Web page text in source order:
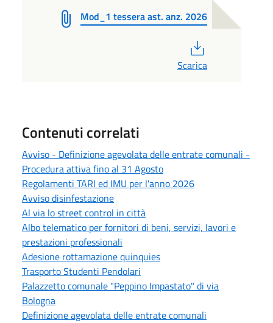
Mod_1 tessera ast. anz. 2026
Scarica
Contenuti correlati
Avviso - Definizione agevolata delle entrate comunali -
Procedura attiva fino al 31 Agosto
Regolamenti TARI ed IMU per l'anno 2026
Avviso disinfestazione
Al via lo street control in città
Albo telematico per fornitori di beni, servizi, lavori e
prestazioni professionali
Adesione rottamazione quinquies
Trasporto Studenti Pendolari
Palazzetto comunale "Peppino Impastato" di via
Bologna
Definizione agevolata delle entrate comunali